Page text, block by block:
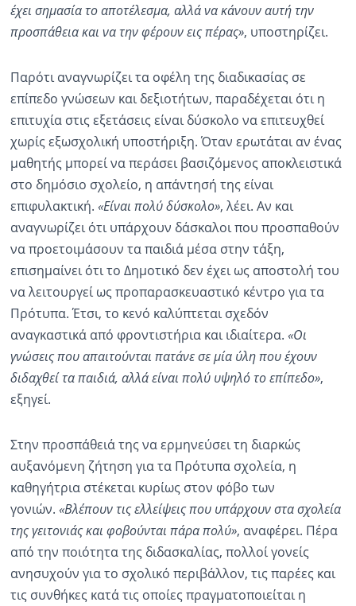
έχει σημασία το αποτέλεσμα, αλλά να κάνουν αυτή την
προσπάθεια και να την φέρουν εις πέρας», υποστηρίζει.
Παρότι αναγνωρίζει τα οφέλη της διαδικασίας σε
επίπεδο γνώσεων και δεξιοτήτων, παραδέχεται ότι η
επιτυχία στις εξετάσεις είναι δύσκολο να επιτευχθεί
χωρίς εξωσχολική υποστήριξη. Όταν ερωτάται αν ένας
μαθητής μπορεί να περάσει βασιζόμενος αποκλειστικά
στο δημόσιο σχολείο, η απάντησή της είναι
επιφυλακτική. «Είναι πολύ δύσκολο», λέει. Αν και
αναγνωρίζει ότι υπάρχουν δάσκαλοι που προσπαθούν
να προετοιμάσουν τα παιδιά μέσα στην τάξη,
επισημαίνει ότι το Δημοτικό δεν έχει ως αποστολή του
να λειτουργεί ως προπαρασκευαστικό κέντρο για τα
Πρότυπα. Έτσι, το κενό καλύπτεται σχεδόν
αναγκαστικά από φροντιστήρια και ιδιαίτερα. «Οι
γνώσεις που απαιτούνται πατάνε σε μία ύλη που έχουν
διδαχθεί τα παιδιά, αλλά είναι πολύ υψηλό το επίπεδο»,
εξηγεί.
Στην προσπάθειά της να ερμηνεύσει τη διαρκώς
αυξανόμενη ζήτηση για τα Πρότυπα σχολεία, η
καθηγήτρια στέκεται κυρίως στον φόβο των
γονιών. «Βλέπουν τις ελλείψεις που υπάρχουν στα σχολεία
της γειτονιάς και φοβούνται πάρα πολύ», αναφέρει. Πέρα
από την ποιότητα της διδασκαλίας, πολλοί γονείς
ανησυχούν για το σχολικό περιβάλλον, τις παρέες και
τις συνθήκες κατά τις οποίες πραγματοποιείται η